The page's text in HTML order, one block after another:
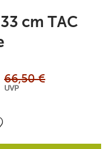
cm TAC
66,50 €
UVP